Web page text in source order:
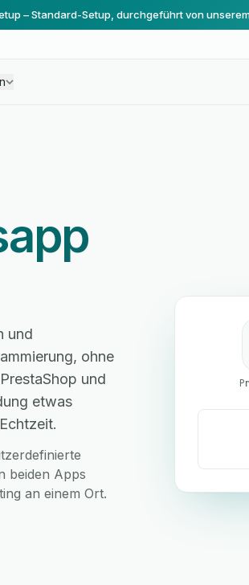
– Standard-Setup, durchgeführt von
und
ohne
und
etwas
beiden Apps
an einem Ort.